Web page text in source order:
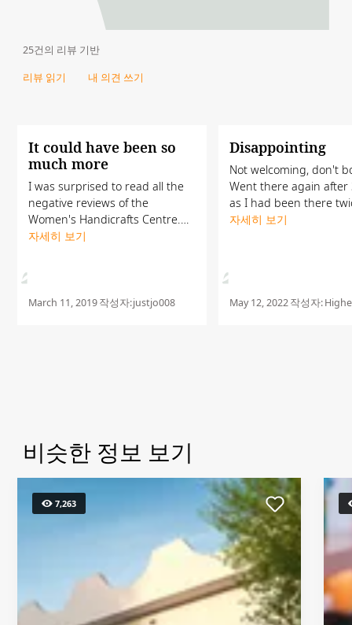
25건의 리뷰 기반
리뷰 읽기 내 의견 쓰기
It could have been so
much more
I was surprised to read all the
negative reviews of the
Women's Handicrafts Centre.
Like others who reviewed the
자세히 보기
March 11, 2019작성자:justjo008
Disappointing
Not welcoming, don't
Went there again after
as I had been there
before and really
자세히 보기
May 12, 2022작성자:
비슷한 정보 보기
7,263